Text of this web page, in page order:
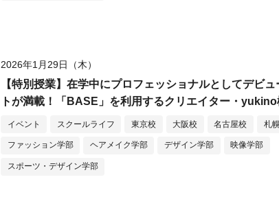
2026年1月29日（木）
【特別授業】在学中にプロフェッショナルとしてデビ
トが満載！「BASE」を利用するクリエイター・
施！
イベント スクールライフ 東京校 大阪校 名古屋校 札
ファッション学部 ヘアメイク学部 デザイン学部 映像学部
スポーツ・デザイン学部